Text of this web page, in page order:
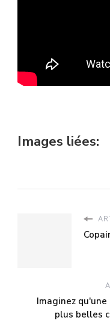
Images liées:
Imaginez
plus belles